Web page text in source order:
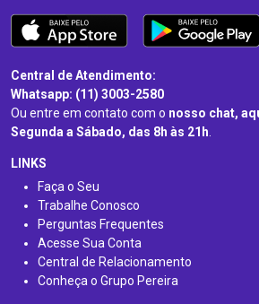
Central de Atendimento:
Whatsapp: (11) 3003-2580
Ou entre em contato com o nosso chat,
Segunda a Sábado, das 8h às 21h.
LINKS
Faça o Seu
Trabalhe Conosco
Perguntas Frequentes
Acesse Sua Conta
Central de Relacionamento
Conheça o Grupo Pereira